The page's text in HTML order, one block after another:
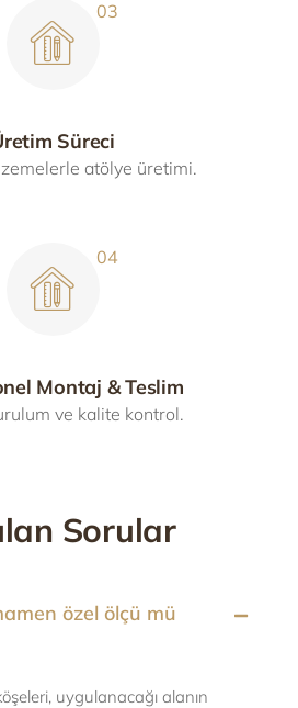
Süreci
atölye üretimi.
Montaj & Teslim
ve kalite kontrol.
Sorular
özel ölçü mü
uygulanacağı alanın